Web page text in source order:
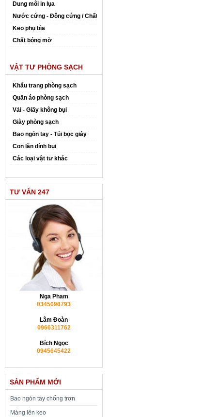
Dung môi in lụa
Nước cứng - Đông cứng / Chất đóng rắn
Keo phụ bìa
Chất bóng mờ
VẬT TƯ PHÒNG SẠCH
Khẩu trang phòng sạch
Quần áo phòng sạch
Vải - Giấy không bụi
Giày phòng sạch
Bao ngón tay - Túi bọc giày
Con lăn dính bụi
Các loại vật tư khác
TƯ VẤN 247
Nga Pham
0345096793
Lâm Đoàn
0966311762
Bích Ngọc
0945645422
SẢN PHẨM MỚI
Bao ngón tay chống trơn
Máng lên keo